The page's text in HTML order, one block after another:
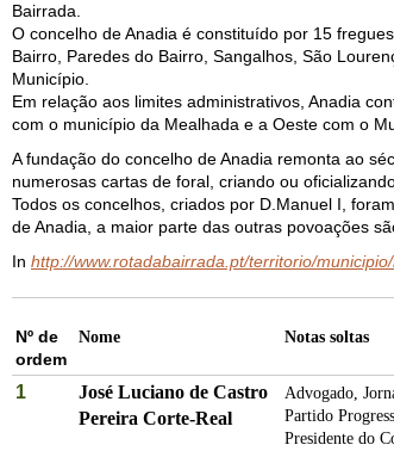
Bairrada.
O concelho de Anadia é constituído por 15
Bairro, Paredes do Bairro, Sangalhos, São
Município.
Em relação aos limites administrativos, Anadia
com o município da Mealhada e a Oeste com o
A fundação do concelho de Anadia remonta ao
numerosas cartas de foral, criando ou
Todos os concelhos, criados por D.Manuel I,
de Anadia, a maior parte das outras povoações
In http://www.rotadabairrada.pt/territorio/
Nº de
ordem
Nome Notas soltas
1
José Luciano de Castro
Pereira Corte-Real
Advogado,
Partido
Presidente do